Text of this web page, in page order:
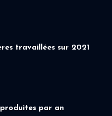
travaillées sur 2021
par an